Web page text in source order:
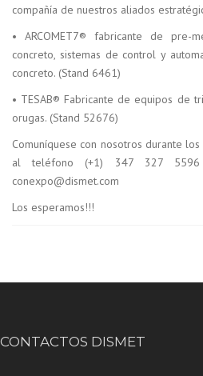
compañía de nuestros aliados
• ARCOMET7® fabricante de pre-
concreto, sistemas de control y
concreto. (Stand 6461)
• TESAB® Fabricante de equipos de
orugas. (Stand 52676)
Comuníquese con nosotros durante
al teléfono (+1) 347 327
conexpo@dismet.com
Los esperamos!!!
CONTACTOS DISMET